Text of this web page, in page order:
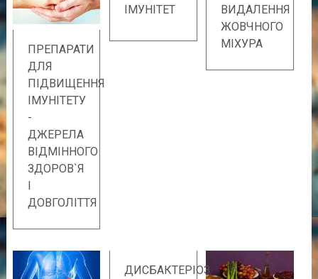
ПРЕПАРАТИ
ДЛЯ
ПІДВИЩЕННЯ
ІМУНІТЕТУ
-
ДЖЕРЕЛА
ВІДМІННОГО
ЗДОРОВ`Я
І
ДОВГОЛІТТЯ
ІМУНІТЕТ
ВИДАЛЕННЯ
ЖОВЧНОГО
МІХУРА
ДИСБАКТЕРІОЗ